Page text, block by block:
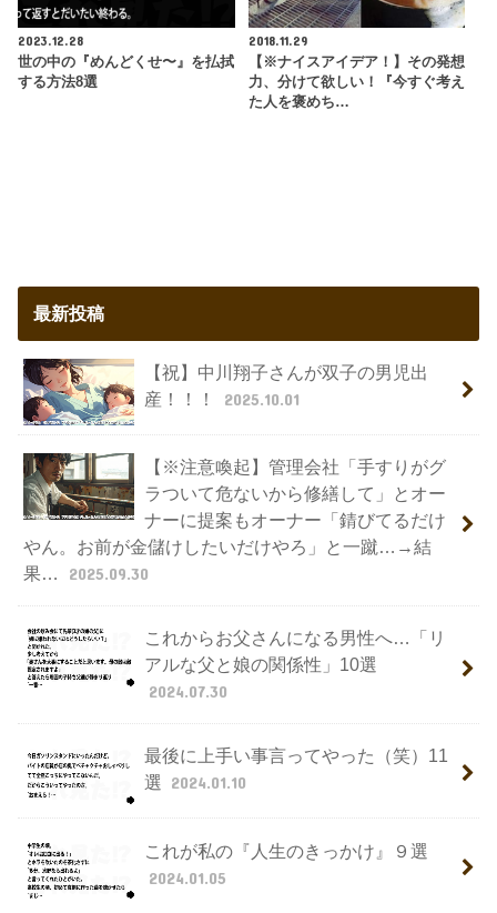
2023.12.28
世の中の『めんどくせ〜』を払拭
する方法8選
2018.11.29
【※ナイスアイデア！】その発想
力、分けて欲しい！『今すぐ考え
た人を褒めち…
最新投稿
【祝】中川翔子さんが双子の男児出
産！！！
2025.10.01
【※注意喚起】管理会社「手すりがグ
ラついて危ないから修繕して」とオー
ナーに提案もオーナー「錆びてるだけ
やん。お前が金儲けしたいだけやろ」と一蹴…→結
果…
2025.09.30
これからお父さんになる男性へ…「リ
アルな父と娘の関係性」10選
2024.07.30
最後に上手い事言ってやった（笑）11
選 2024.01.10
これが私の『人生のきっかけ』９選
2024.01.05